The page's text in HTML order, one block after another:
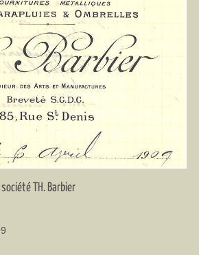
TH. Barbier